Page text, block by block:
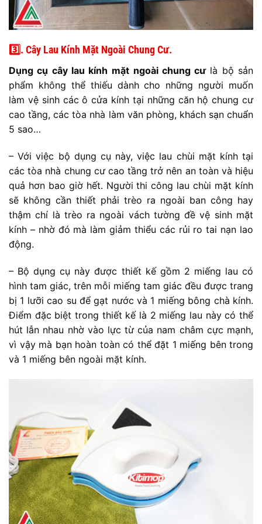
3️⃣. Cây Lau Kính Mặt Ngoài Chung Cư.
Dụng cụ cây lau kính mặt ngoài chung cưlà bộ sản
phẩm không thể thiếu dành cho những người muốn
làm vệ sinh các ô cửa kính tại những căn hộ chung cư
cao tầng, các tòa nhà làm văn phòng, khách sạn chuẩn
5 sao…
– Với việc bộ dụng cụ này, việc lau chùi mặt kính tại
các tòa nhà chung cư cao tầng trở nên an toàn và hiệu
quả hơn bao giờ hết. Người thi công lau chùi mặt kính
sẽ không cần thiết phải trèo ra ngoài ban công hay
thậm chí là trèo ra ngoài vách tường đề vệ sinh mặt
kính – nhờ đó mà làm giảm thiểu các rủi ro tai nạn lao
động.
– Bộ dụng cụ này được thiết kế gồm 2 miếng lau có
hình tam giác, trên mỗi miếng tam giác đều được trang
bị 1 lưỡi cao su để gạt nước và 1 miếng bông chà kính.
Điểm đặc biệt trong thiết kế là 2 miếng lau này có thể
hút lẫn nhau nhờ vào lực từ của nam châm cực mạnh,
vì vậy mà bạn hoàn toàn có thể đặt 1 miếng bên trong
và 1 miếng bên ngoài mặt kính.